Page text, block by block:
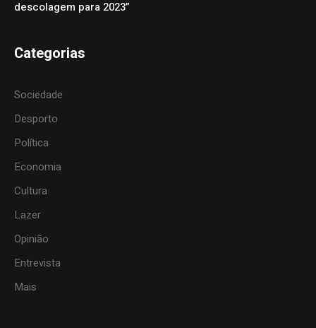
descolagem para 2023”
Categorias
Sociedade
Desporto
Política
Economia
Cultura
Lazer
Opinião
Entrevista
Mais